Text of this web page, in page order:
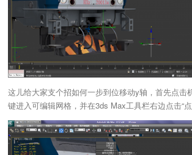
这儿给大家支个招如何一步到位移动y轴，首先点击
键进入可编辑网格，并在3ds Max工具栏右边点击“点